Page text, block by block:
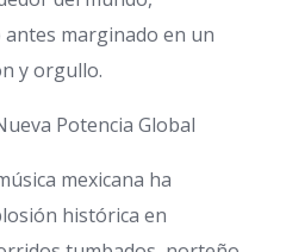
marginado en un
y orgullo.
Potencia Global
mexicana ha
histórica en